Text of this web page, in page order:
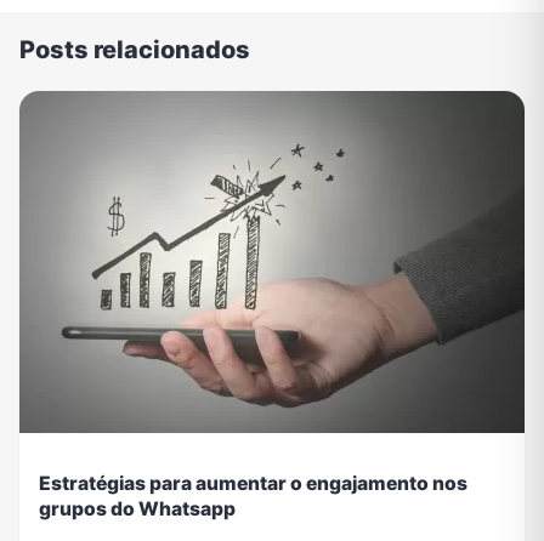
Posts relacionados
Estratégias para aumentar o engajamento nos
grupos do Whatsapp